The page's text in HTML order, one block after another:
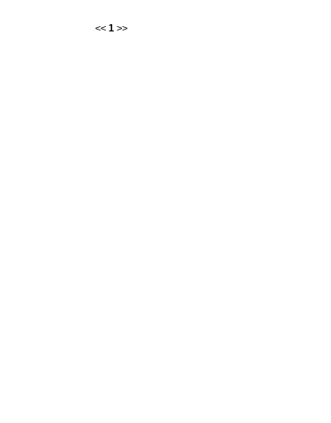
<< 1 >>